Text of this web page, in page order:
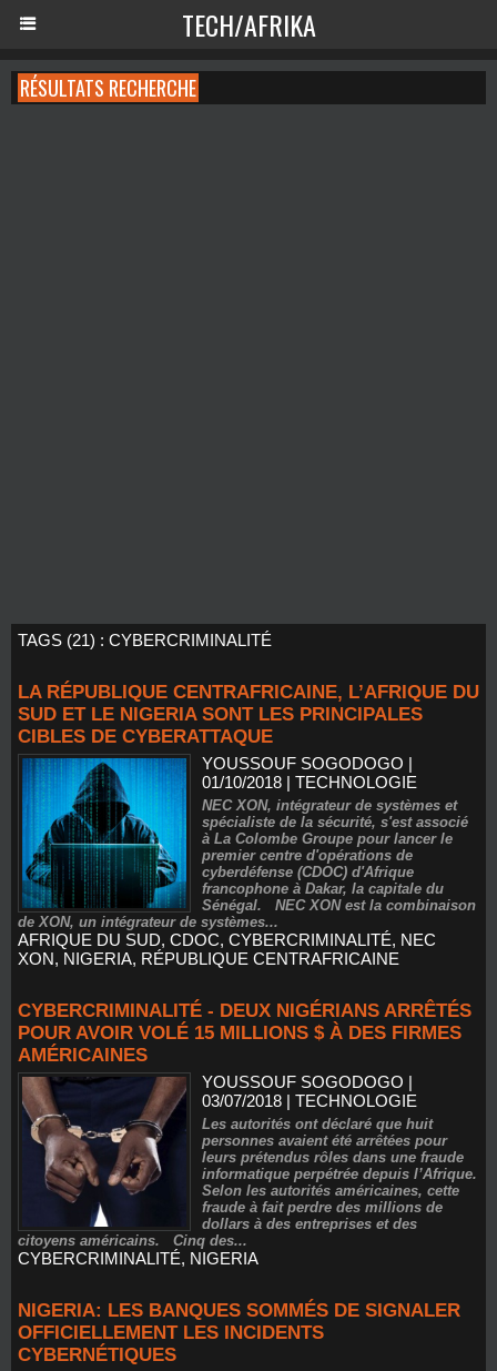
TECH/AFRIKA
RÉSULTATS RECHERCHE
TAGS (21) : CYBERCRIMINALITÉ
LA RÉPUBLIQUE CENTRAFRICAINE, L’AFRIQUE DU
SUD ET LE NIGERIA SONT LES PRINCIPALES
CIBLES DE CYBERATTAQUE
YOUSSOUF SOGODOGO |
01/10/2018 |TECHNOLOGIE
NEC XON, intégrateur de systèmes et
spécialiste de la sécurité, s'est associé
à La Colombe Groupe pour lancer le
premier centre d'opérations de
cyberdéfense (CDOC) d'Afrique
francophone à Dakar, la capitale du
Sénégal. NEC XON est la combinaison
de XON, un intégrateur de systèmes...
AFRIQUE DU SUD, CDOC, CYBERCRIMINALITÉ, NEC
XON, NIGERIA, RÉPUBLIQUE CENTRAFRICAINE
CYBERCRIMINALITÉ - DEUX NIGÉRIANS ARRÊTÉS
POUR AVOIR VOLÉ 15 MILLIONS $ À DES FIRMES
AMÉRICAINES
YOUSSOUF SOGODOGO |
03/07/2018 |TECHNOLOGIE
Les autorités ont déclaré que huit
personnes avaient été arrêtées pour
leurs prétendus rôles dans une fraude
informatique perpétrée depuis l’Afrique.
Selon les autorités américaines, cette
fraude à fait perdre des millions de
dollars à des entreprises et des
citoyens américains. Cinq des...
CYBERCRIMINALITÉ, NIGERIA
NIGERIA: LES BANQUES SOMMÉS DE SIGNALER
OFFICIELLEMENT LES INCIDENTS
CYBERNÉTIQUES